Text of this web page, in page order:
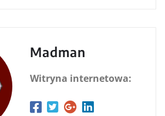
Madman
Witryna internetowa: